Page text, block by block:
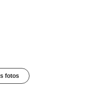
fotos